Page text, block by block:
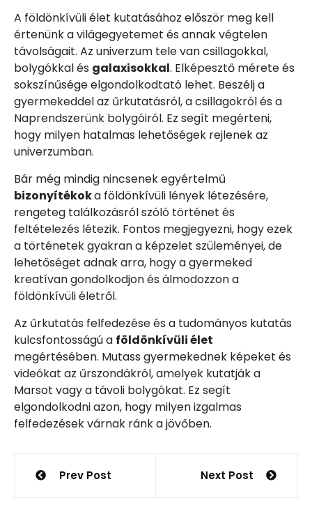
A földönkívüli élet kutatásához először meg kell
értenünk a világegyetemet és annak végtelen
távolságait. Az univerzum tele van csillagokkal,
bolygókkal és galaxisokkal. Elképesztő mérete és
sokszínűsége elgondolkodtató lehet. Beszélj a
gyermekeddel az űrkutatásról, a csillagokról és a
Naprendszerünk bolygóiról. Ez segít megérteni,
hogy milyen hatalmas lehetőségek rejlenek az
univerzumban.
Bár még mindig nincsenek egyértelmű
bizonyítékoka földönkívüli lények létezésére,
rengeteg találkozásról szóló történet és
feltételezés létezik. Fontos megjegyezni, hogy ezek
a történetek gyakran a képzelet szüleményei, de
lehetőséget adnak arra, hogy a gyermeked
kreatívan gondolkodjon és álmodozzon a
földönkívüli életről.
Az űrkutatás felfedezése és a tudományos kutatás
kulcsfontosságú a földönkívüli élet
megértésében. Mutass gyermekednek képeket és
videókat az űrszondákról, amelyek kutatják a
Marsot vagy a távoli bolygókat. Ez segít
elgondolkodni azon, hogy milyen izgalmas
felfedezések várnak ránk a jövőben.
Bejegyzés
Prev Post Next Post